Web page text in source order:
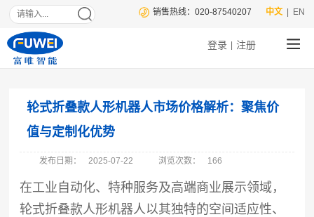
| EN
中文
销售热线：020-87540207
登录 注册
轮式折叠款人形机器人市场价格解析：聚焦价
值与定制化优势
发布日期： 2025-07-22 浏览次数： 166
在工业自动化、特种服务及高端商业展示领域，
轮式折叠款人形机器人以其独特的空间适应性、